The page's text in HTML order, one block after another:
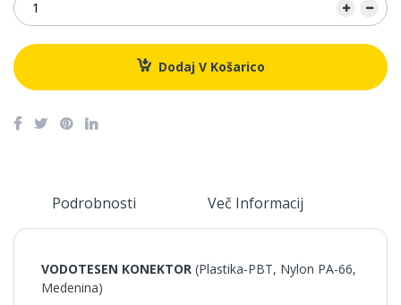
Dodaj V Košarico
Podrobnosti Več Informacij
VODOTESEN KONEKTOR (Plastika-PBT, Nylon PA-66,
Medenina)